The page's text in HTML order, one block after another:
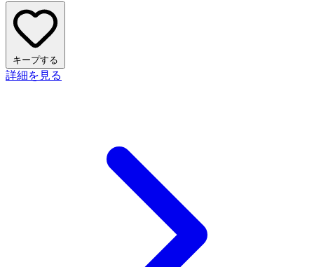
キープする
詳細を見る